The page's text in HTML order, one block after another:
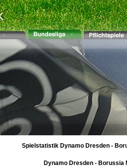
Spielstatistik Dynamo Dresden -
Dynamo Dresden - Borussia